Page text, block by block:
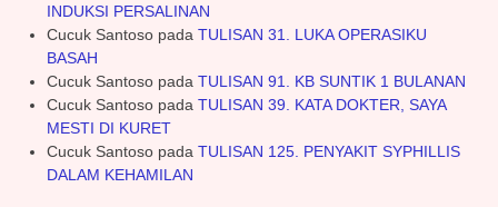
INDUKSI PERSALINAN
Cucuk Santosopada TULISAN 31. LUKA OPERASIKU
BASAH
Cucuk Santosopada TULISAN 91. KB SUNTIK 1 BULANAN
Cucuk Santosopada TULISAN 39. KATA DOKTER, SAYA
MESTI DI KURET
Cucuk Santosopada TULISAN 125. PENYAKIT SYPHILLIS
DALAM KEHAMILAN